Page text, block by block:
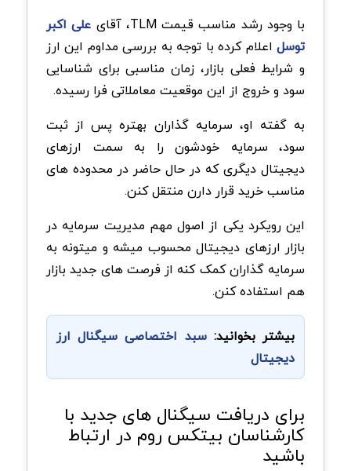
با وجود رشد مناسب قیمت TLM، آقای
علی اکبر
توسل اعلام کرده با توجه به بررسی مداوم این ارز
و شرایط فعلی بازار، زمان مناسبی برای شناسایی
سود و خروج از این موقعیت معاملاتی فرا رسیده.
به گفته او، سرمایه گذاران بهتره پس از ثبت
سود، سرمایه خودشون را به سمت ارزهای
دیجیتال دیگری که در حال حاضر در محدوده های
مناسب خرید قرار دارن منتقل کنن.
این رویکرد یکی از اصول مهم مدیریت سرمایه در
بازار ارزهای دیجیتال محسوب میشه و میتونه به
سرمایه گذاران کمک کنه از فرصت های جدید بازار
هم استفاده کنن.
بیشتر بخوانید:سبد اختصاصی سیگنال ارز
دیجیتال
برای دریافت سیگنال های جدید با
کارشناسان بیتکس روم در ارتباط
باشید